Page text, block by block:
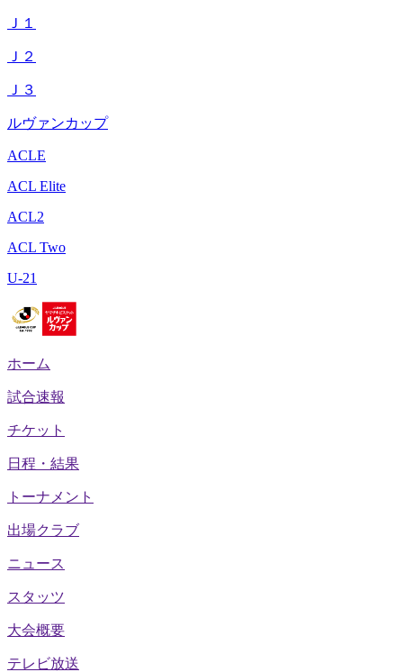
Ｊ１
Ｊ２
Ｊ３
ルヴァンカップ
ACLE
ACL Elite
ACL2
ACL Two
U-21
ホーム
試合速報
チケット
日程・結果
トーナメント
出場クラブ
ニュース
スタッツ
大会概要
テレビ放送